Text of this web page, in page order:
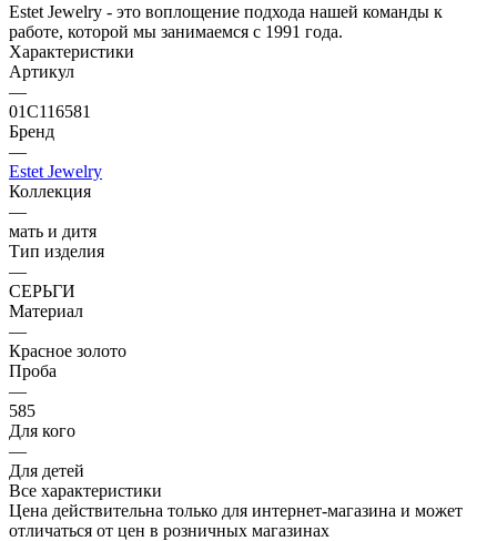
Estet Jewelry - это воплощение подхода нашей команды к
работе, которой мы занимаемся с 1991 года.
Характеристики
Артикул
—
01С116581
Бренд
—
Estet Jewelry
Коллекция
—
мать и дитя
Тип изделия
—
СЕРЬГИ
Материал
—
Красное золото
Проба
—
585
Для кого
—
Для детей
Все характеристики
Цена действительна только для интернет-магазина и может
отличаться от цен в розничных магазинах